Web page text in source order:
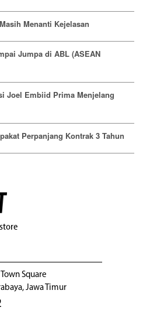
Menanti Kejelasan
Jumpa di ABL (ASEAN
Joel Embiid Prima Menjelang
Perpanjang Kontrak 3 Tahun
Square
Jawa Timur